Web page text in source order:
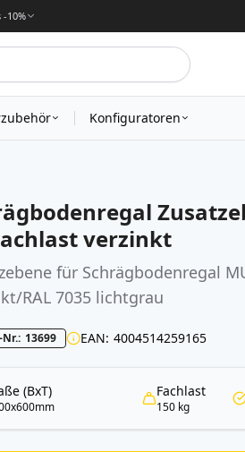
10%
Konfiguratoren
verzinkt
für Schrägbodenregal
RAL 7035 lichtgrau
13699 EAN 4004514259165
(BxT) Fachlast
150 kg